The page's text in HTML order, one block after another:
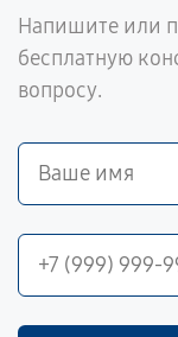
Напишите или
бесплатную
вопросу.